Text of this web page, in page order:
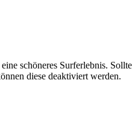
schöneres Surferlebnis. Sollte
diese deaktiviert werden.